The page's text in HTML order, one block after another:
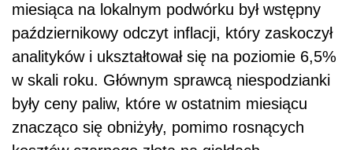
miesiąca na lokalnym podwórku był wstępny
październikowy odczyt inflacji, który zaskoczył
analityków i ukształtował się na poziomie 6,5%
w skali roku. Głównym sprawcą niespodzianki
były ceny paliw, które w ostatnim miesiącu
znacząco się obniżyły, pomimo rosnących